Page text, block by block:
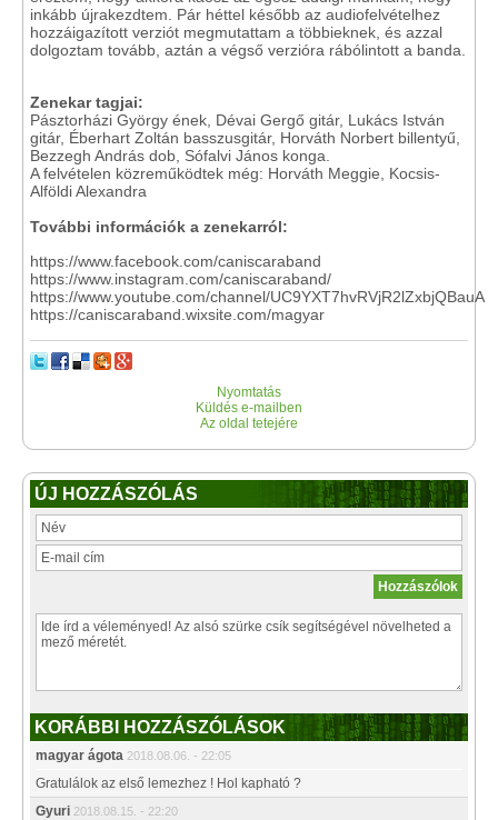
inkább újrakezdtem. Pár héttel később az audiofelvételhez
hozzáigazított verziót megmutattam a többieknek, és azzal
dolgoztam tovább, aztán a végső verzióra rábólintott a banda.
Zenekar tagjai:
Pásztorházi György ének, Dévai Gergő gitár, Lukács István
gitár, Éberhart Zoltán basszusgitár, Horváth Norbert billentyű,
Bezzegh András dob, Sófalvi János konga.
A felvételen közreműködtek még: Horváth Meggie, Kocsis-
Alföldi Alexandra
További információk a zenekarról:
https://www.facebook.com/caniscaraband
https://www.instagram.com/caniscaraband/
https://www.youtube.com/channel/UC9YXT7hvRVjR2lZxbjQBauA
https://caniscaraband.wixsite.com/magyar
Nyomtatás
Küldés e-mailben
Az oldal tetejére
ÚJ HOZZÁSZÓLÁS
KORÁBBI HOZZÁSZÓLÁSOK
magyar ágota 2018.08.06. - 22:05
Gratulálok az első lemezhez ! Hol kapható ?
Gyuri 2018.08.15. - 22:20